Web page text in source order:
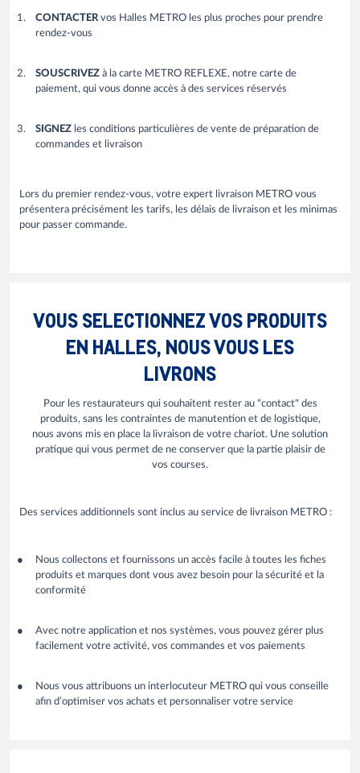
CONTACTERvos Halles METRO les plus proches pour prendre
rendez-vous
SOUSCRIVEZ à la carte METRO REFLEXE, notre carte de
paiement, qui vous donne accès à des services réservés
SIGNEZ les conditions particulières de vente de préparation de
commandes et livraison
Lors du premier rendez-vous, votre expert livraison METRO vous
présentera précisément les tarifs, les délais de livraison et les minimas
pour passer commande.
VOUS SELECTIONNEZ VOS PRODUITS
EN HALLES, NOUS VOUS LES
LIVRONS
Pour les restaurateurs qui souhaitent rester au "contact" des
produits, sans les contraintes de manutention et de logistique,
nous avons mis en place la livraison de votre chariot. Une solution
pratique qui vous permet de ne conserver que la partie plaisir de
vos courses.
Des services additionnels sont inclus au service de livraison METRO :
Nous collectons et fournissons un accès facile à toutes les fiches
produits et marques dont vous avez besoin pour la sécurité et la
conformité
Avec notre application et nos systèmes, vous pouvez gérer plus
facilement votre activité, vos commandes et vos paiements
Nous vous attribuons un interlocuteur METRO qui vous conseille
afin d’optimiser vos achats et personnaliser votre service